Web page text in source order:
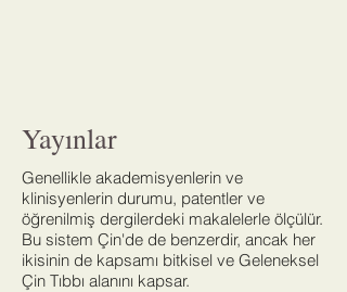
Yayınlar
Genellikle akademisyenlerin ve
klinisyenlerin durumu, patentler ve
öğrenilmiş dergilerdeki makalelerle ölçülür.
Bu sistem Çin'de de benzerdir, ancak her
ikisinin de kapsamı bitkisel ve Geleneksel
Çin Tıbbı alanını kapsar.